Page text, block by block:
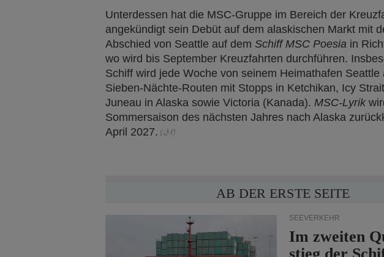
Unterdessen hat die MSC-Gruppe im Bereich der
angekündigt sein Debüt auf dem alaskischen Markt mit
Abschied von Seattle auf dem Schiff MSC Poesia in
wo wird bis September Kreuzfahrten durchführen.
Schiff wird jede Woche von seinem Heimathafen Seattle
Sieben-Nächte-Routen mit Stopps in Ketchikan, Icy
Juneau in Alaska sowie Victoria (Kanada). MSC-Lyrik
Sommersaison des nächsten Jahres nach Alaska
April 2027.
AB DER ERSTE SEITE
SEEVERKEHR
Im zweiten